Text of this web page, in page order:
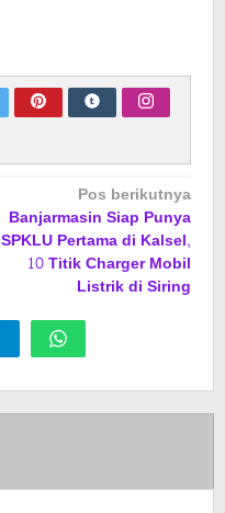
Pos berikutnya
Banjarmasin Siap Punya
SPKLU Pertama di Kalsel,
10 Titik Charger Mobil
Listrik di Siring